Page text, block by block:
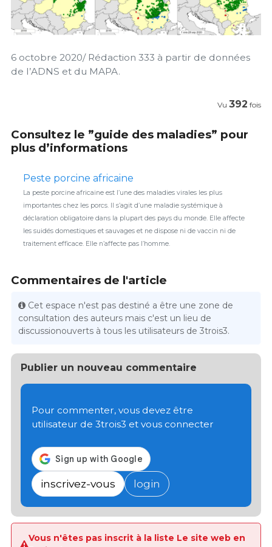
6 octobre 2020/ Rédaction 333 à partir de données
de l’ADNS et du MAPA.
Vu 392 fois
Consultez le ”guide des maladies” pour
plus d’informations
Peste porcine africaine
La peste porcine africaine est l’une des maladies virales les plus
importantes chez les porcs. Il s’agit d’une maladie systémique à
déclaration obligatoire dans la plupart des pays du monde. Elle affecte
les suidés domestiques et sauvages et ne dispose ni de vaccin ni de
traitement efficace. Elle n’affecte pas l’homme.
Commentaires de l'article
Cet espace n'est pas destiné a être une zone de
consultation des auteurs mais c'est un lieu de
discussionouverts à tous les utilisateurs de 3trois3.
Publier un nouveau commentaire
Pour commenter, vous devez être
utilisateur de 3trois3 et vous connecter
inscrivez-vous login
Vous n'êtes pas inscrit à la liste Le site web en